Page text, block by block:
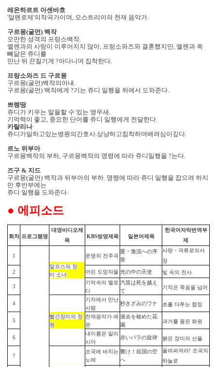
레온하르트 아셴바흐
'알펜로제'의작곡가이며, 오스트리아의 천재 음악가.
구르몽(굴먼) 백작
오만한 성격의 프랑스백작.
엘렌과의 사랑이 이루어지지 않아, 프랑소와즈와 결혼했지만, 엘렌과 쏙
빼닮은 쥬디를
만난 뒤 끈질기게 ?아다니며 집착한다.
프랑소와즈 드 구르몽
구르몽(굴먼)백작의아내 .
구르몽(굴먼) 백작에게 ?기는 쥬디 일행을 뒤에서 도와준다.
쁘렝땅
쥬디가 키우는 말을할 수 있는 앵무새 .
기억력이 좋고, 중요한 단어를 쥬디 일행에게 전달한다.
카탈리나
쥬디가일하고있는병원의간호사.상냥하고침착하며배려심이깊다.
르노 뒤부아
구르몽백작의 부하, 구르몽백작의 명령에 따라 쥬디일행을 ?는다.
즈구 & 지드
구르몽(굴먼) 백작과 뒤부아의 부하. 명령에 따라 쥬디 일행을 잡으려 하지
만 후반부에는
쥬디 일행을 도와준다.
● 에피소드
회차 프로그램명
대영비디오제
목
KBS방영제목 일본어제목
한국어자막번역부
제
1
알프스의
장
미
소녀
운명의 전주곡
愛 ・ 激流への序
章
사랑 ・ 격류로의서
장
2 어린 도망자들 光の中の天使 빛 속의 천사
3
기억속의 멜로
디
汽笛は死を越え
て
기적은 죽음을 넘어
4
빨간장미의
정
원
기차에서 만난
사람
秒きざみのワナ 초를 다투는 함정
5
천재음악가 레
온
過去を秘めた花
園
과거를 품은 화원
6
내이름은 알리
시아
赤いバラの旋律 붉은 장미의 선율
7
조국에 바치는
노래
響け！祖 国の空
へ
울려퍼져라! 조국의
하늘로